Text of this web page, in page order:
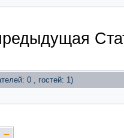
0 , гостей: 1)